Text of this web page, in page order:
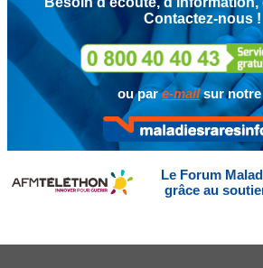
Contactez-nous !
ou pare-mailsur notre
Le Forum
grâce au